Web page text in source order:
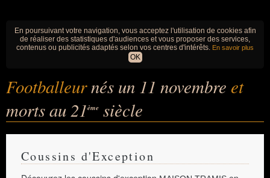
En poursuivant votre navigation, vous acceptez l'utilisation de cookies afin
de réaliser des statistiques d'audiences et vous proposer des services,
contenus ou publicités adaptés selon vos centres d'intérêts. En savoir plus
OK
Footballeurnés un 11 novembre et
morts au 21ème siècle
Coussins d'Exception